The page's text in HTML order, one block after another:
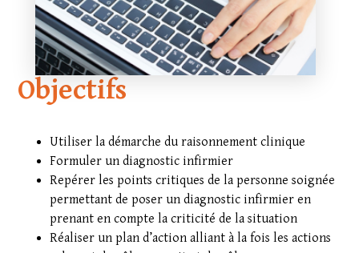
Objectifs
Utiliser la démarche du raisonnement clinique
Formuler un diagnostic infirmier
Repérer les points critiques de la personne soignée
permettant de poser un diagnostic infirmier en
prenant en compte la criticité de la situation
Réaliser un plan d’action alliant à la fois les actions